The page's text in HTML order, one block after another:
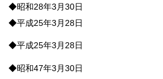
◆昭和28年3月30日
◆平成25年3月28日
◆平成25年3月28日
◆昭和47年3月30日